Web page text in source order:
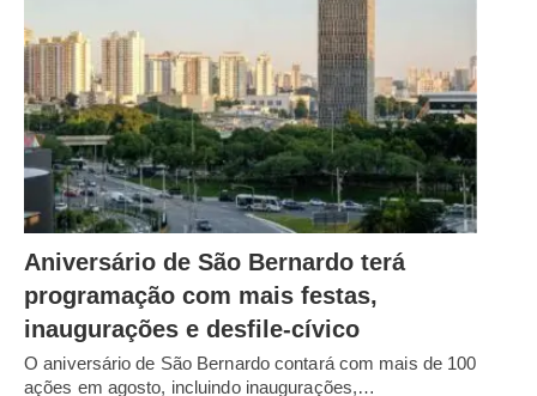
Aniversário de São Bernardo terá
programação com mais festas,
inaugurações e desfile-cívico
O aniversário de São Bernardo contará com mais de 100
ações em agosto, incluindo inaugurações,…